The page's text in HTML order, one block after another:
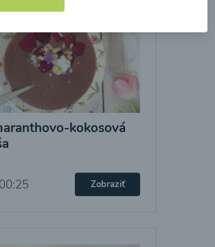
kokosová
00:25 Zobraziť